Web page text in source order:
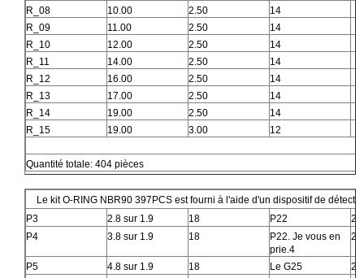
R_08
10.00 2.50
14
R_09
11.00 2.50
14
R_10
12.00 2.50
14
R_11
14.00 2.50
14
R_12
16.00 2.50
14
R_13
17.00 2.50
14
R_14
19.00 2.50
14
R_15
19.00 3.00 12
Quantité totale: 404 pièces
Le kit O-RING NBR90 397PCS est fourni à l'aide d'un dispositif de
P3
2.8 sur 1.9 18 P22
P4
3.8 sur 1.9 18
P22. Je vous en
prie.4
P5 4.8 sur 1.9 18 Le G25